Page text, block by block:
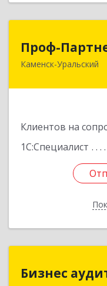
Проф-
Каменск-Уральский
Клиентов на
1С:Специалист
623406,
Бизнес